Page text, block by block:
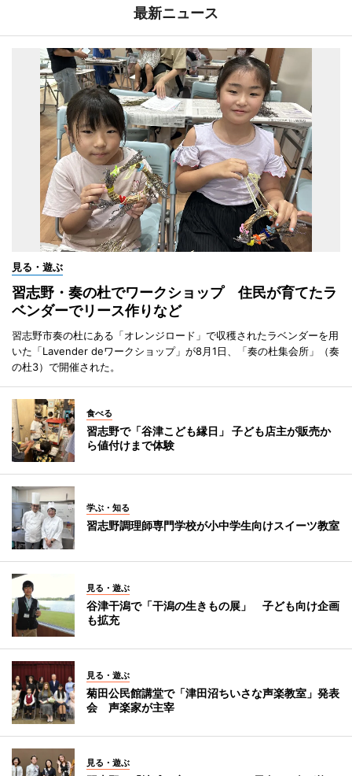
最新ニュース
見る・遊ぶ
習志野・奏の杜でワークショップ 住民が育てたラ
ベンダーでリース作りなど
習志野市奏の杜にある「オレンジロード」で収穫されたラベンダーを用
いた「Lavender deワークショップ」が8月1日、「奏の杜集会所」（奏
の杜3）で開催された。
食べる
習志野で「谷津こども縁日」 子ども店主が販売か
ら値付けまで体験
学ぶ・知る
習志野調理師専門学校が小中学生向けスイーツ教室
見る・遊ぶ
谷津干潟で「干潟の生きもの展」 子ども向け企画
も拡充
見る・遊ぶ
菊田公民館講堂で「津田沼ちいさな声楽教室」発表
会 声楽家が主宰
見る・遊ぶ